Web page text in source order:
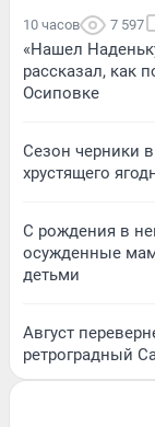
10 часов 7 597
«Нашел
рассказал, как
Осиповке
Сезон черники
хрустящего
С рождения в
осужденные
детьми
Август
ретроградный